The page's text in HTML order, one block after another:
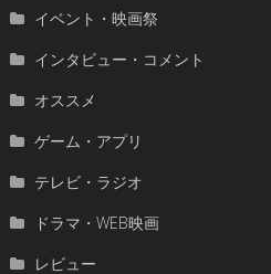
イベント・映画祭
インタビュー・コメント
オススメ
ゲーム・アプリ
テレビ・ラジオ
ドラマ・WEB映画
レビュー